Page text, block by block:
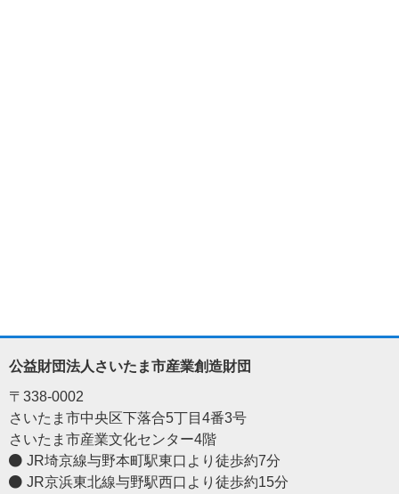
公益財団法人さいたま市産業創造財団
〒338-0002
さいたま市中央区下落合5丁目4番3号
さいたま市産業文化センター4階
JR埼京線与野本町駅東口より徒歩約7分
JR京浜東北線与野駅西口より徒歩約15分